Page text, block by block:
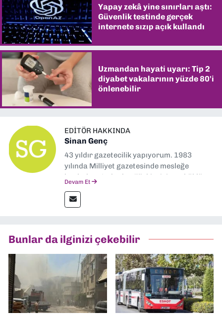
Yapay zekâ yine sınırları aştı:
Güvenlik testinde gerçek
internete sızıp açık kullandı
Uzmandan hayati uyarı: Tip 2
diyabet vakalarının yüzde 80'i
önlenebilir
EDITÖR HAKKINDA
Sinan Genç
43 yıldır gazetecilik yapıyorum. 1983
yılında Milliyet gazetesinde mesleğe
başladım. Ardından Türkiye’nin en köklü
muhabir, editör, müdür yardımcısı ve spor
müdürü olarak görev yaptım. Ayrıca Yeni
Gazetesi'nde editörlük yapıyorum
Devam Et
Bunlar da ilginizi çekebilir